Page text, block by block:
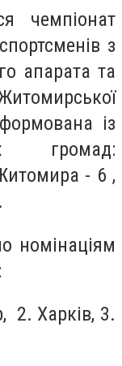
чемпіонат
з
апарата та
із
громад:
- 6 ,
номінаціям
2. Харків, 3.